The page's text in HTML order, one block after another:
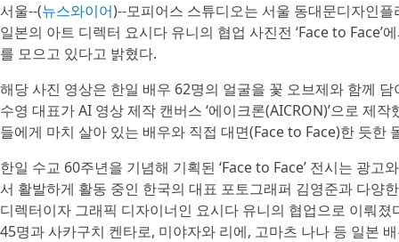
서울--(뉴스와이어)--모피어스 스튜디오는 서울 동대문디자인
일본의 아트 디렉터 요시다 유니의 협업 사진전 ‘Face to
를 모으고 있다고 밝혔다.
해당 사진 영상은 한일 배우 62명의 얼굴을 꽃 오브제와 함께
수영 대표가 AI 영상 제작 캔버스 ‘에이크론(AICRON)’으로 제
들에게 마치 살아 있는 배우와 직접 대면(Face to Face)한 듯
한일 수교 60주년을 기념해 기획된 ‘Face to Face’ 전시는 광
서 활발하게 활동 중인 한국의 대표 포토그래퍼 김영준과 다양
디렉터이자 그래픽 디자이너인 요시다 유니의 협업으로 이뤄졌
45명과 사카구치 켄타로, 미야자와 리에, 고마츠 나나 등 일본